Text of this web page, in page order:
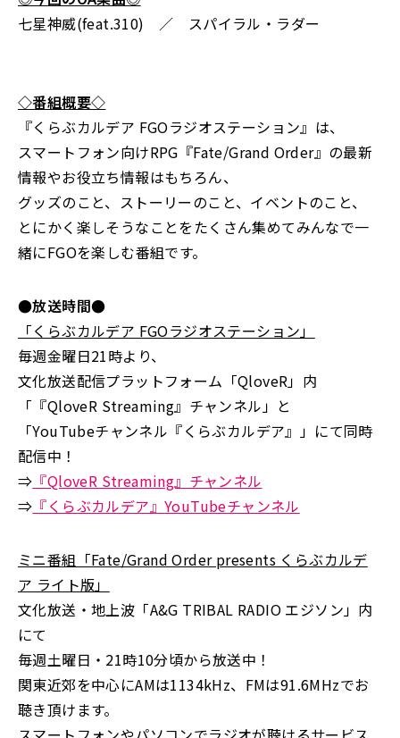
七星神威(feat.310) ／ スパイラル・ラダー
◇番組概要◇
『くらぶカルデア FGOラジオステーション』は、
スマートフォン向けRPG『Fate/Grand Order』の最新
情報やお役立ち情報はもちろん、
グッズのこと、ストーリーのこと、イベントのこと、
とにかく楽しそうなことをたくさん集めてみんなで一
緒にFGOを楽しむ番組です。
●放送時間●
「くらぶカルデア FGOラジオステーション」
毎週金曜日21時より、
文化放送配信プラットフォーム「QloveR」内
「『QloveR Streaming』チャンネル」と
「YouTubeチャンネル『くらぶカルデア』」にて同時
配信中！
⇒ 『QloveR Streaming』チャンネル
⇒ 『くらぶカルデア』YouTubeチャンネル
ミニ番組「Fate/Grand Order presents くらぶカルデ
ア ライト版」
文化放送・地上波「A&G TRIBAL RADIO エジソン」内
にて
毎週土曜日・21時10分頃から放送中！
関東近郊を中心にAMは1134kHz、FMは91.6MHzでお
聴き頂けます。